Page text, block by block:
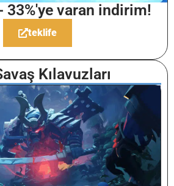
33%'ye varan indirim!
teklife
Kılavuzları